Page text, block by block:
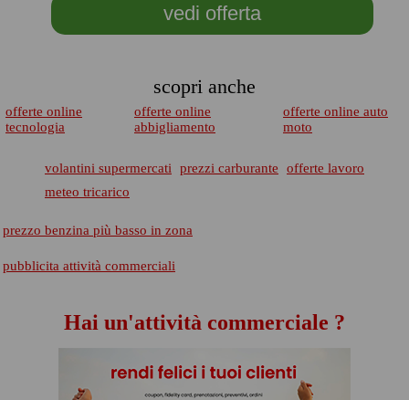
vedi offerta
scopri anche
offerte online
tecnologia
offerte online
abbigliamento
offerte online auto
moto
volantini supermercati prezzi carburante
offerte lavoro
meteo tricarico
prezzo benzina più basso in zona
pubblicita attività commerciali
Hai un'attività commerciale ?